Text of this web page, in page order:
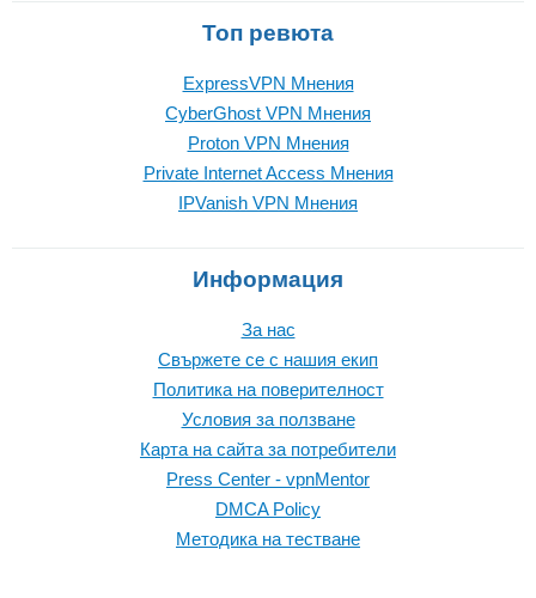
Топ ревюта
ExpressVPN Mнения
CyberGhost VPN Mнения
Proton VPN Mнения
Private Internet Access Mнения
IPVanish VPN Mнения
Информация
За нас
Свържете се с нашия екип
Политика на поверителност
Условия за ползване
Карта на сайта за потребители
Press Center - vpnMentor
DMCA Policy
Методика на тестване